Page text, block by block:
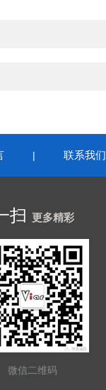
| 联系我们
扫 更多精彩
微信二维码